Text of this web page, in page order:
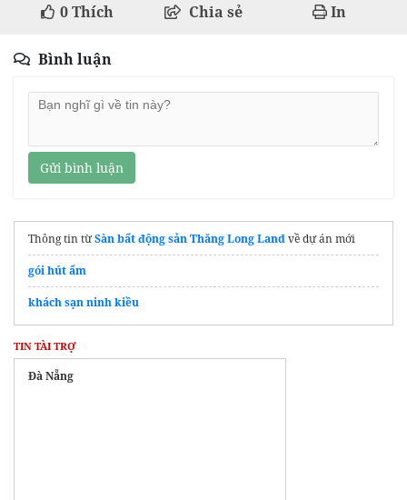
0Thích Chia sẻ In
Bình luận
Gửi bình luận
Thông tin từSàn bất động sản Thăng Long Landvề dự án mới
gói hút ẩm
khách sạn ninh kiều
TIN TÀI TRỢ
Đà Nẵng